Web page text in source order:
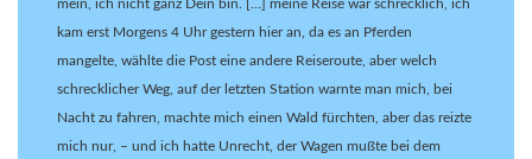
mein, ich nicht ganz Dein bin. […] meine Reise war schrecklich, ich
kam erst Morgens 4 Uhr gestern hier an, da es an Pferden
mangelte, wählte die Post eine andere Reiseroute, aber welch
schrecklicher Weg, auf der letzten Station warnte man mich, bei
Nacht zu fahren, machte mich einen Wald fürchten, aber das reizte
mich nur, – und ich hatte Unrecht, der Wagen mußte bei dem